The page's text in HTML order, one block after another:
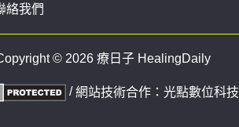
絡我們
© 2026 療日子 HealingDaily
/網站技術合作： 光點數位科技